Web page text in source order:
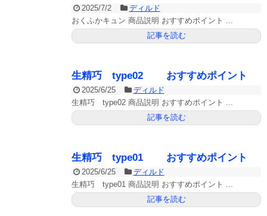
2025/7/2
ディルド
おくふかキュン 商品説明 おすすめポイント ...
記事を読む
生精巧 type02 おすすめポイント
2025/6/25
ディルド
生精巧 type02 商品説明 おすすめポイント ...
記事を読む
生精巧 type01 おすすめポイント
2025/6/25
ディルド
生精巧 type01 商品説明 おすすめポイント ...
記事を読む